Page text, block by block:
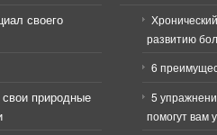
своего
природные
развитию
6
5
помогут вам